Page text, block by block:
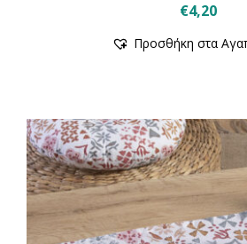
€4,20
το
Οι
επιλογές
να
στη
Προσθήκη στα